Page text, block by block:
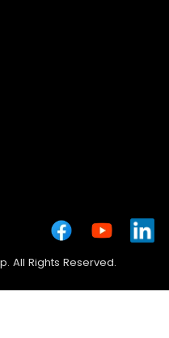
All Rights Reserved.